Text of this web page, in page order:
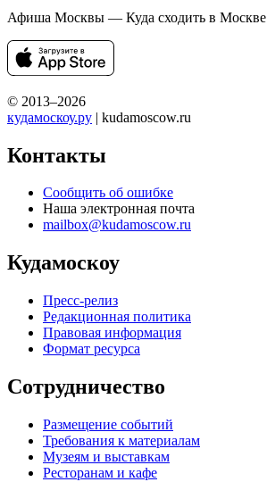
Афиша Москвы — Куда сходить в Москве
© 2013–2026
кудамоскоу.ру | kudamoscow.ru
Контакты
Сообщить об ошибке
Наша электронная почта
mailbox@kudamoscow.ru
Кудамоскоу
Пресс-релиз
Редакционная политика
Правовая информация
Формат ресурса
Сотрудничество
Размещение событий
Требования к материалам
Музеям и выставкам
Ресторанам и кафе